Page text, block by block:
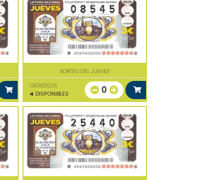
SORTEO DEL JUEVES
13/08/2026
4 DISPONIBLES 0